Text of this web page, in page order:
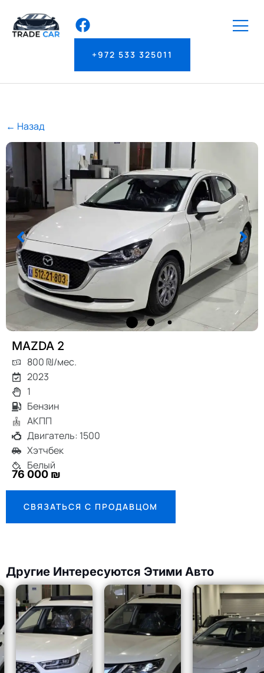
+972 533 325011
← Назад
MAZDA 2
800 ₪/мес.
2023
1
Бензин
АКПП
Двигатель: 1500
Хэтчбек
Белый
76 000 ₪
СВЯЗАТЬСЯ С ПРОДАВЦОМ
Другие Интересуются Этими Авто